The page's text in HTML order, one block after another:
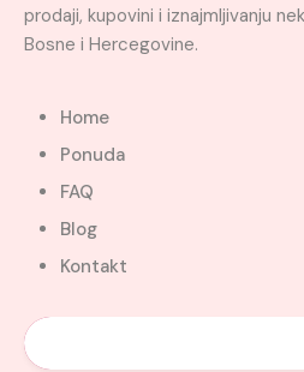
prodaji, kupovini i iznajmljivanju
Bosne i Hercegovine.
Home
Ponuda
FAQ
Blog
Kontakt